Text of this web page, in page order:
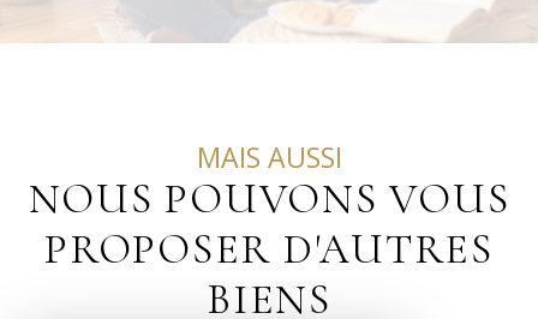
MAIS AUSSI
NOUS POUVONS VOUS
PROPOSER D'AUTRES
BIENS